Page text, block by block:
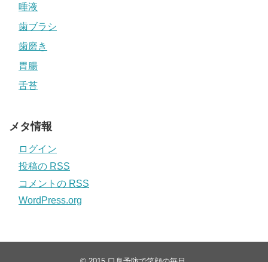
唾液
歯ブラシ
歯磨き
胃腸
舌苔
メタ情報
ログイン
投稿の RSS
コメントの RSS
WordPress.org